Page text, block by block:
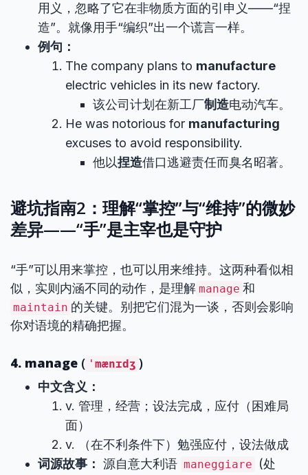
用义，忽略了它在非物质方面的引申义——“捏
造”。就像用手“编织”出一个谎言一样。
例句：
The company plans to manufacture
electric vehicles in its new factory.
该公司计划在新工厂制造电动汽车。
He was notorious for manufacturing
excuses to avoid responsibility.
他以捏造借口逃避责任而臭名昭著。
避坑指南2：理解“掌控”与“维持”的微妙
差异——“手”是主宰也是守护
“手”可以用来掌控，也可以用来维持。这两种看似相
似，实则内涵不同的动作，是理解 manage 和
maintain 的关键。别把它们混为一谈，否则会影响
你对语境的精确把握。
4. manage ( ˈmænɪdʒ )
中文含义：
v. 管理，经营；设法完成，应付（困难局
面）
v. （在不利条件下）勉强应付，设法做成
词源故事： 源自意大利语 maneggiare
(处